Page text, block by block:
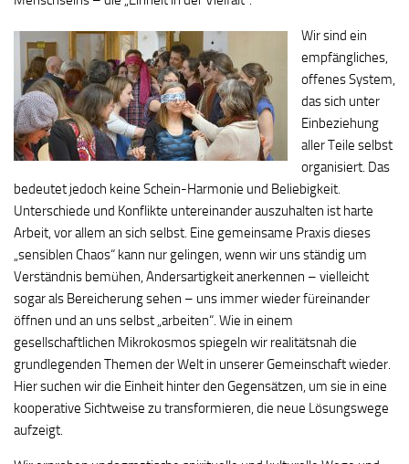
Wir sind ein
empfängliches,
offenes System,
das sich unter
Einbeziehung
aller Teile selbst
organisiert. Das
bedeutet jedoch keine Schein-Harmonie und Beliebigkeit.
Unterschiede und Konflikte untereinander auszuhalten ist harte
Arbeit, vor allem an sich selbst. Eine gemeinsame Praxis dieses
„sensiblen Chaos“ kann nur gelingen, wenn wir uns ständig um
Verständnis bemühen, Andersartigkeit anerkennen – vielleicht
sogar als Bereicherung sehen – uns immer wieder füreinander
öffnen und an uns selbst „arbeiten“. Wie in einem
gesellschaftlichen Mikrokosmos spiegeln wir realitätsnah die
grundlegenden Themen der Welt in unserer Gemeinschaft wieder.
Hier suchen wir die Einheit hinter den Gegensätzen, um sie in eine
kooperative Sichtweise zu transformieren, die neue Lösungswege
aufzeigt.